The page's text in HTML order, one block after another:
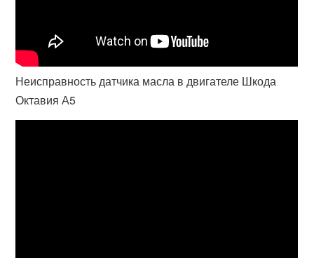
Неисправность датчика масла в двигателе Шкода
Октавия А5